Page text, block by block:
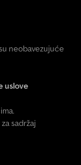
neobavezujuće
uslove
sadržaj